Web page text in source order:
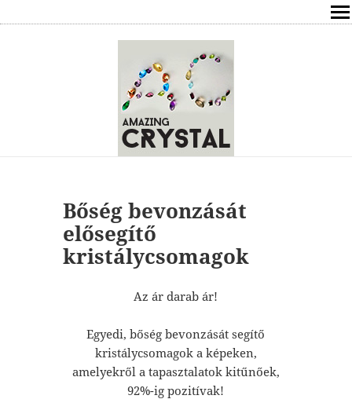
ÍRÁSOK
ÁSVÁNYOK HATÁSAI
ELÉRHETŐSÉG
ONLINE GYÓGYÍTÁS,TANÁCSADÁS
Bőség bevonzását
elősegítő
kristálycsomagok
Az ár darab ár!
Egyedi, bőség bevonzását segítő
kristálycsomagok a képeken,
amelyekről a tapasztalatok kitűnőek,
92%-ig pozitívak!